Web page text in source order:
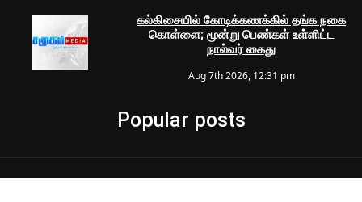
கல்கிசையில் கோடிக்கணக்கில் தங்க நகை
கொள்ளை; மூன்று பெண்கள் உள்ளிட்ட
நால்வர் கைது
Aug 7th 2026, 12:31 pm
Popular posts